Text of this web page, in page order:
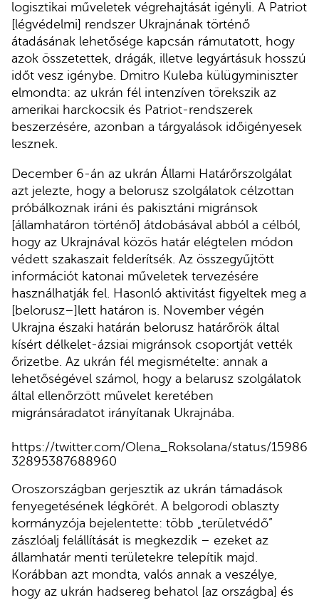
logisztikai műveletek végrehajtását igényli. A Patriot
[légvédelmi] rendszer Ukrajnának történő
átadásának lehetősége kapcsán rámutatott, hogy
azok összetettek, drágák, illetve legyártásuk hosszú
időt vesz igénybe. Dmitro Kuleba külügyminiszter
elmondta: az ukrán fél intenzíven törekszik az
amerikai harckocsik és Patriot-rendszerek
beszerzésére, azonban a tárgyalások időigényesek
lesznek.
December 6-án az ukrán Állami Határőrszolgálat
azt jelezte, hogy a belorusz szolgálatok célzottan
próbálkoznak iráni és pakisztáni migránsok
[államhatáron történő] átdobásával abból a célból,
hogy az Ukrajnával közös határ elégtelen módon
védett szakaszait felderítsék. Az összegyűjtött
információt katonai műveletek tervezésére
használhatják fel. Hasonló aktivitást figyeltek meg a
[belorusz–]lett határon is. November végén
Ukrajna északi határán belorusz határőrök által
kísért délkelet-ázsiai migránsok csoportját vették
őrizetbe. Az ukrán fél megismételte: annak a
lehetőségével számol, hogy a belarusz szolgálatok
által ellenőrzött művelet keretében
migránsáradatot irányítanak Ukrajnába.
https://twitter.com/Olena_Roksolana/status/15986
32895387688960
Oroszországban gerjesztik az ukrán támadások
fenyegetésének légkörét. A belgorodi oblaszty
kormányzója bejelentette: több „területvédő”
zászlóalj felállítását is megkezdik – ezeket az
államhatár menti területekre telepítik majd.
Korábban azt mondta, valós annak a veszélye,
hogy az ukrán hadsereg behatol [az országba] és